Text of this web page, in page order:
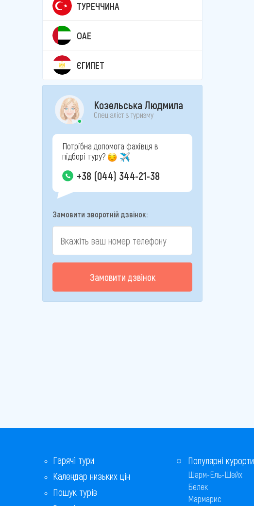
ТУРЕЧЧИНА
ОАЕ
ЄГИПЕТ
Козельська Людмила
Спеціаліст з туризму
Потрібна допомога фахівця в
підборі туру?
+38 (044) 344-21-38
Замовити зворотній дзвінок:
Замовити дзвінок
Гарячі тури
Календар низьких цін
Пошук турів
Популярні курорти
Шарм-Ель-Шейх
Белек
Мармарис